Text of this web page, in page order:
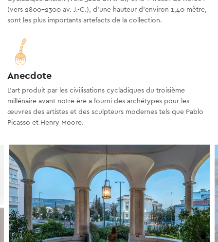
(vers 2800-2300 av. J.-C.), d'une hauteur d'environ 1,40 mètre,
sont les plus importants artefacts de la collection.
Anecdote
L'art produit par les civilisations cycladiques du troisième
millénaire avant notre ère a fourni des archétypes pour les
œuvres des artistes et des sculpteurs modernes tels que Pablo
Picasso et Henry Moore.